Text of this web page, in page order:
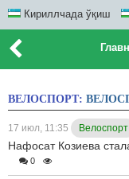
Кириллчада ўқиш
ВЕЛОСПОРТ:
17 июл, 11:35 Велоспорт
Нафосат Козиева
0